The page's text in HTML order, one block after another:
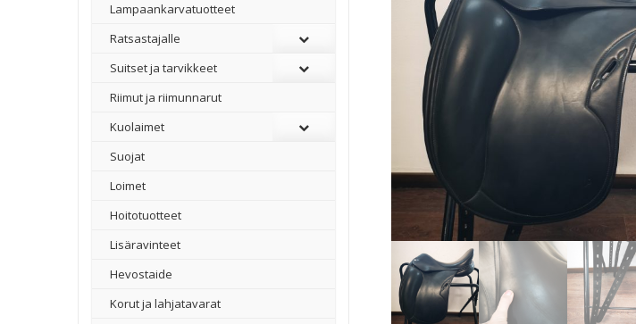
Lampaankarvatuotteet
Ratsastajalle
Suitset ja tarvikkeet
Riimut ja riimunnarut
Kuolaimet
Suojat
Loimet
Hoitotuotteet
Lisäravinteet
Hevostaide
Korut ja lahjatavarat